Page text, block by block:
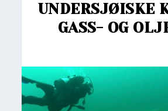
UNDERSJØISKE
GASS- OG